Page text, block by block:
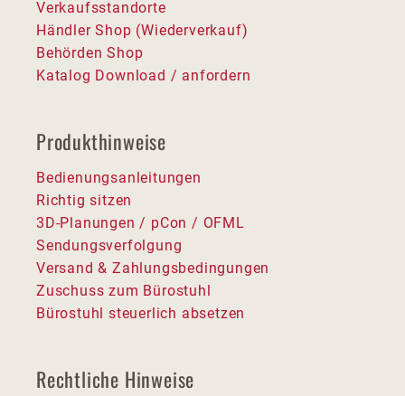
Verkaufsstandorte
Händler Shop (Wiederverkauf)
Behörden Shop
Katalog Download / anfordern
Produkthinweise
Bedienungsanleitungen
Richtig sitzen
3D-Planungen / pCon / OFML
Sendungsverfolgung
Versand & Zahlungsbedingungen
Zuschuss zum Bürostuhl
Bürostuhl steuerlich absetzen
Rechtliche Hinweise